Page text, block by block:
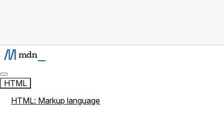
HTML
HTML: Markup language